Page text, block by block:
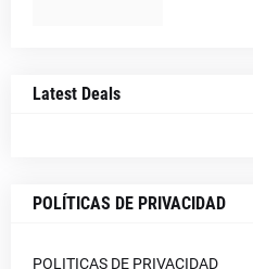
Latest Deals
POLÍTICAS DE PRIVACIDAD
POLITICAS DE PRIVACIDAD